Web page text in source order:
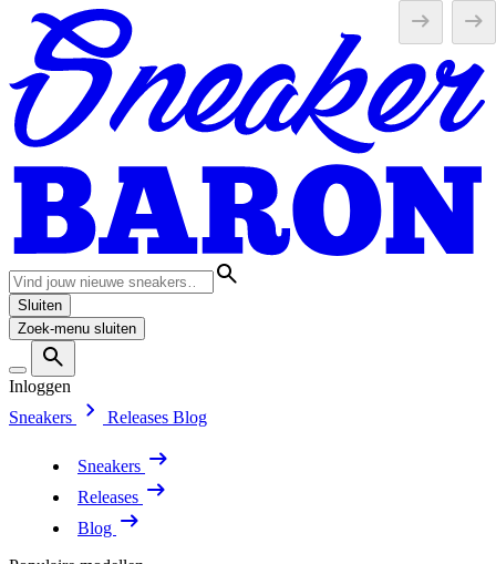
Sluiten
Zoek-menu sluiten
Inloggen
Sneakers
Releases Blog
Sneakers
Releases
Blog